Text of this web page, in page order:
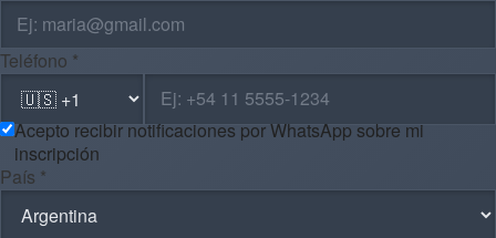
Teléfono *
Acepto recibir notificaciones por WhatsApp sobre mi
inscripción
País *